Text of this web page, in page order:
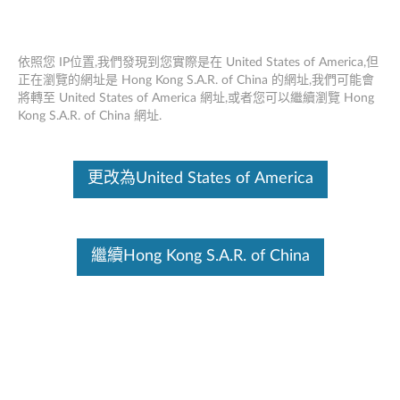
Skip to content
ThinkPad Helix Ultrabook 鍵盤 - 概述和
維修零件
這份文件為翻譯程式自動翻譯結果,請點選以下連結流灠英文版文件內
依照您 IP位置,我們發現到您實際是在 United States of America,但
正在瀏覽的網址是 Hong Kong S.A.R. of China 的網址,我們可能會
將轉至 United States of America 網址,或者您可以繼續瀏覽 Hong
Kong S.A.R. of China 網址.
更改為United States of America
繼續Hong Kong S.A.R. of China